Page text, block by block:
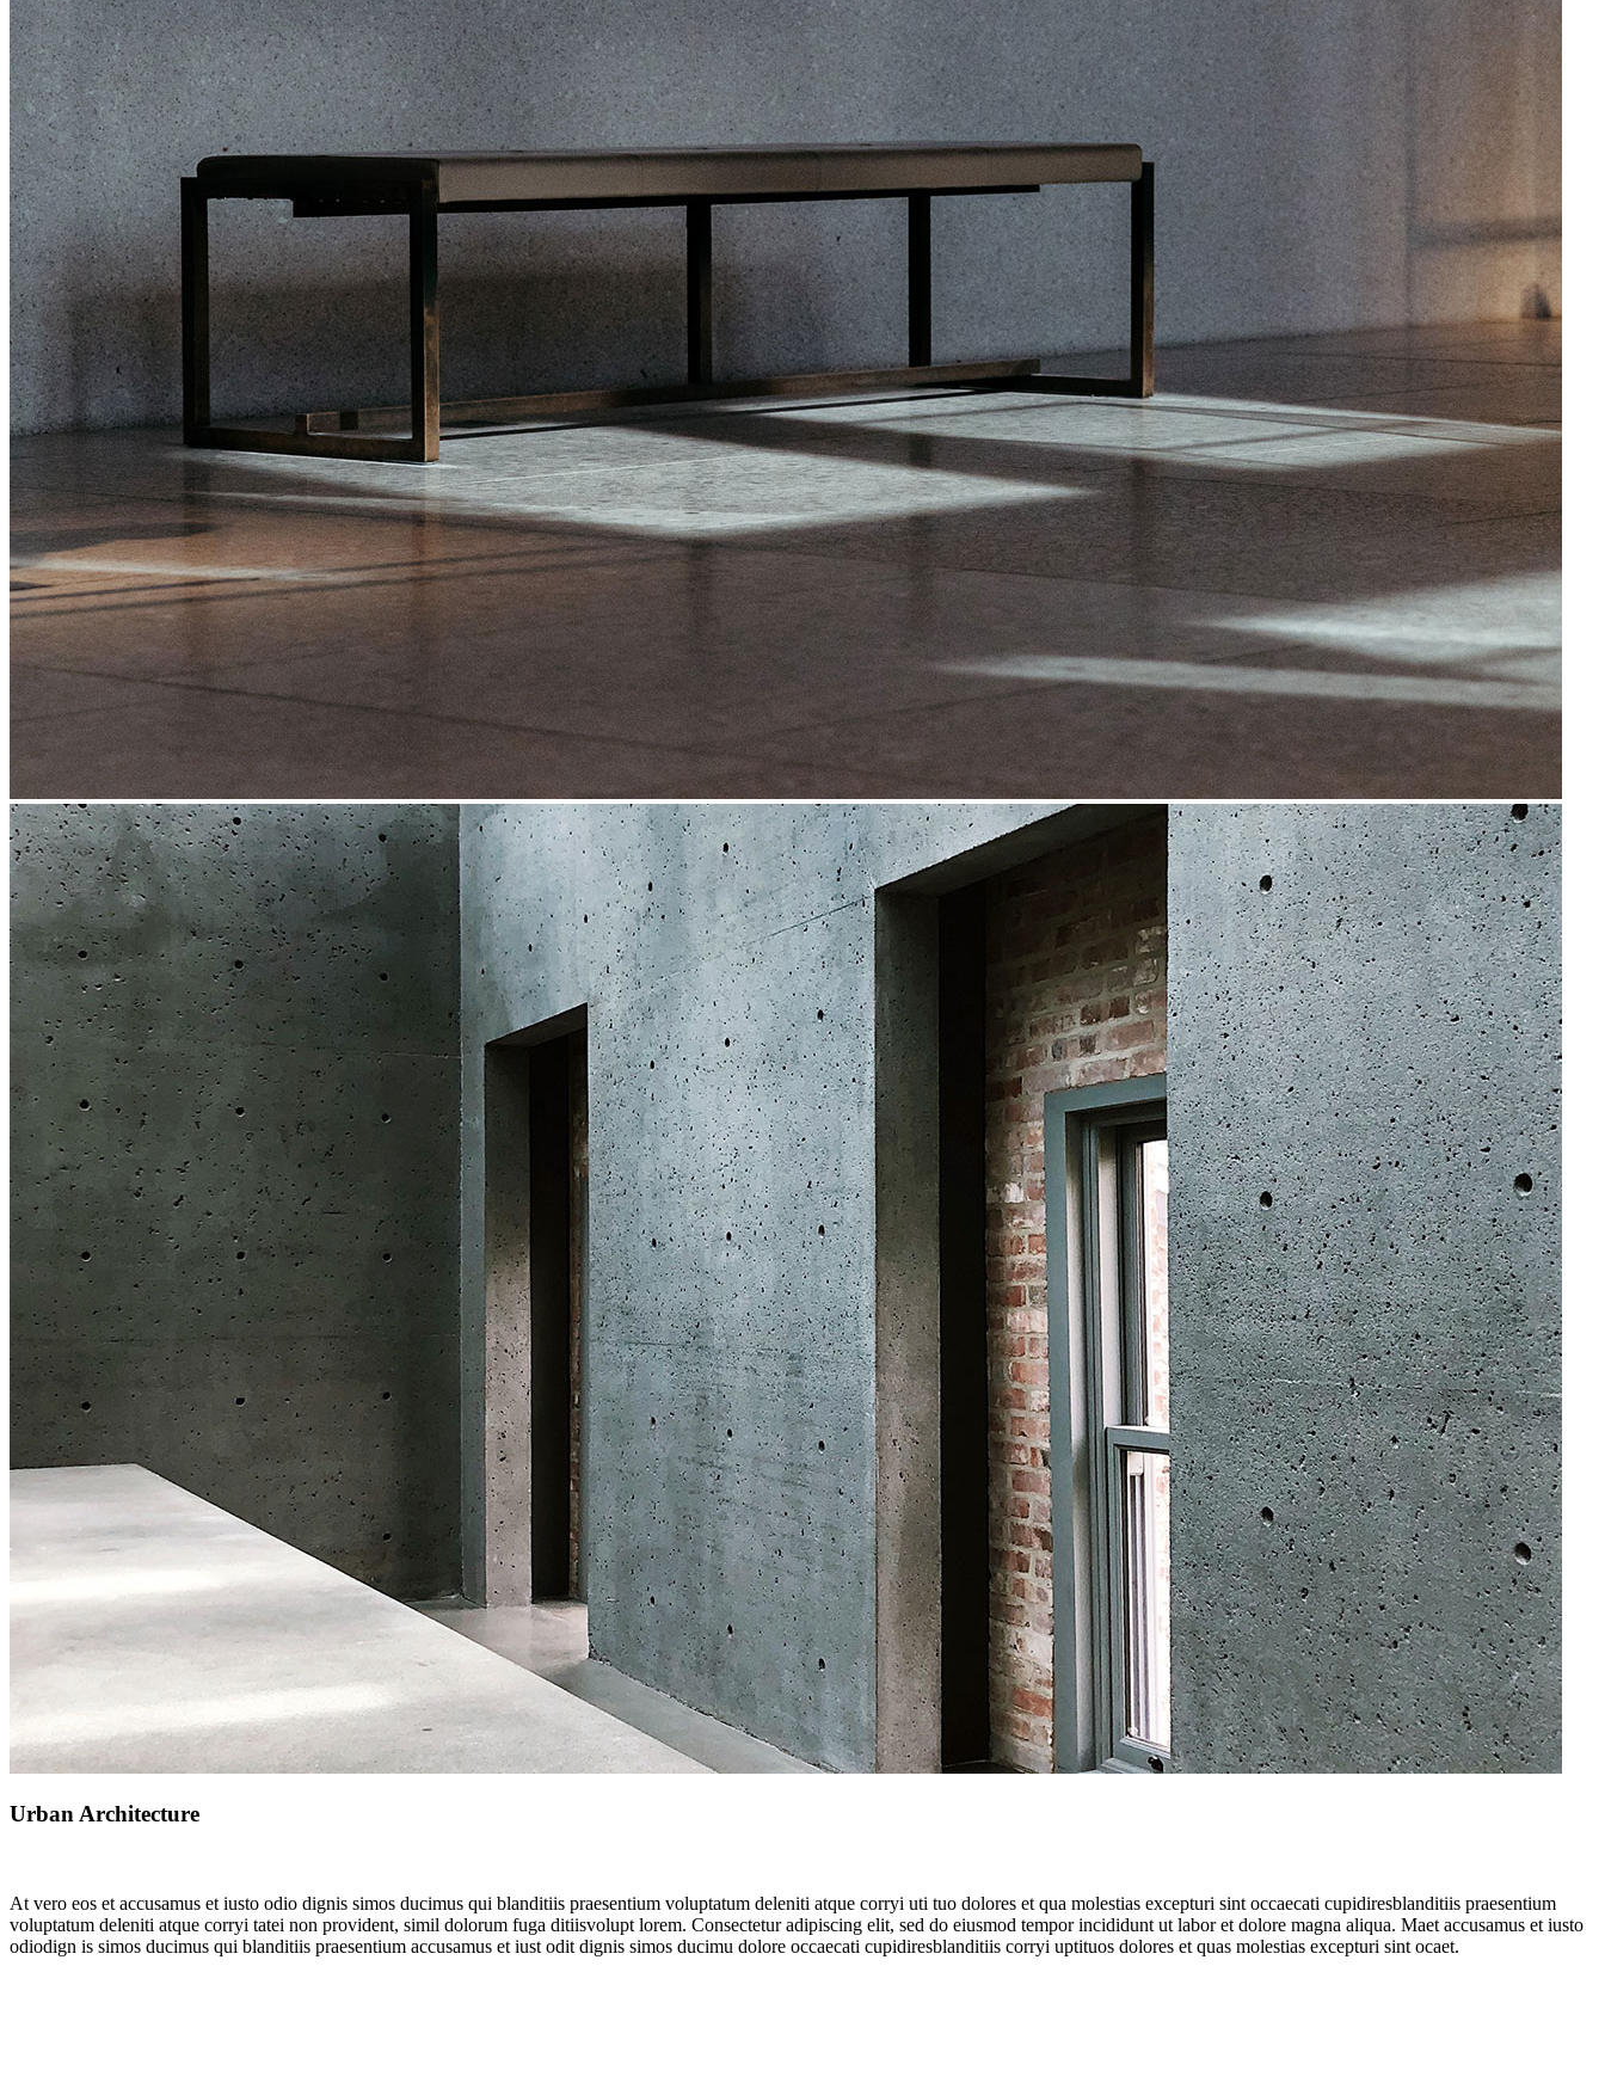
Urban Architecture
At vero eos et accusamus et iusto odio dignis simos ducimus qui blanditiis praesentium voluptatum deleniti atque corryi uti tuo dolores et qua molestias excepturi sint occaecati cupidiresblanditiis praesentium
voluptatum deleniti atque corryi tatei non provident, simil dolorum fuga ditiisvolupt lorem. Consectetur adipiscing elit, sed do eiusmod tempor incididunt ut labor et dolore magna aliqua. Maet accusamus et iusto
odiodign is simos ducimus qui blanditiis praesentium accusamus et iust odit dignis simos ducimu dolore occaecati cupidiresblanditiis corryi uptituos dolores et quas molestias excepturi sint ocaet.